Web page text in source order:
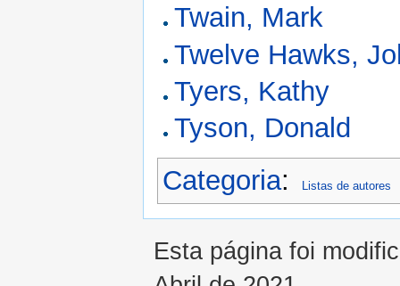
Twain, Mark
Twelve Hawks,
Tyers, Kathy
Tyson, Donald
Categoria: Listas de autores
Esta página foi